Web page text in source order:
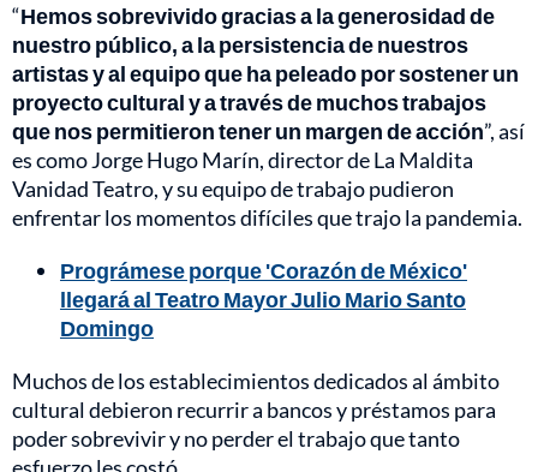
“Hemos sobrevivido gracias a la generosidad de
nuestro público, a la persistencia de nuestros
artistas y al equipo que ha peleado por sostener un
proyecto cultural y a través de muchos trabajos
que nos permitieron tener un margen de acción”, así
es como Jorge Hugo Marín, director de La Maldita
Vanidad Teatro, y su equipo de trabajo pudieron
enfrentar los momentos difíciles que trajo la pandemia.
Prográmese porque 'Corazón de México'
llegará al Teatro Mayor Julio Mario Santo
Domingo
Muchos de los establecimientos dedicados al ámbito
cultural debieron recurrir a bancos y préstamos para
poder sobrevivir y no perder el trabajo que tanto